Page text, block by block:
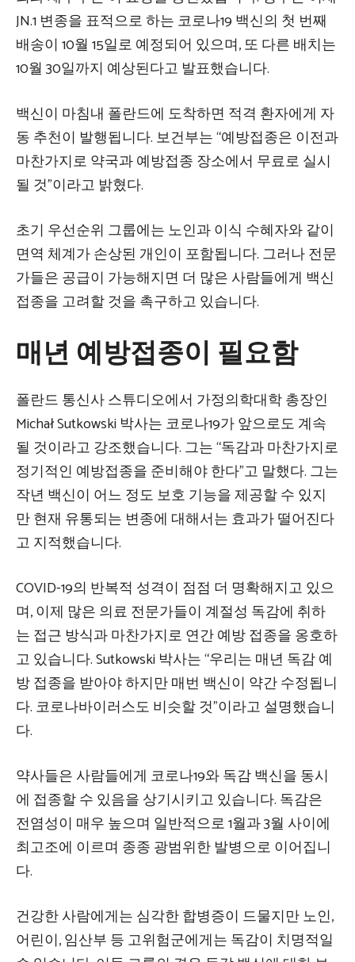
JN.1 변종을 표적으로 하는 코로나19 백신의 첫 번째
배송이 10월 15일로 예정되어 있으며, 또 다른 배치는
10월 30일까지 예상된다고 발표했습니다.
백신이 마침내 폴란드에 도착하면 적격 환자에게 자
동 추천이 발행됩니다. 보건부는 “예방접종은 이전과
마찬가지로 약국과 예방접종 장소에서 무료로 실시
될 것”이라고 밝혔다.
초기 우선순위 그룹에는 노인과 이식 수혜자와 같이
면역 체계가 손상된 개인이 포함됩니다. 그러나 전문
가들은 공급이 가능해지면 더 많은 사람들에게 백신
접종을 고려할 것을 촉구하고 있습니다.
매년 예방접종이 필요함
폴란드 통신사 스튜디오에서 가정의학대학 총장인
Michał Sutkowski 박사는 코로나19가 앞으로도 계속
될 것이라고 강조했습니다. 그는 “독감과 마찬가지로
정기적인 예방접종을 준비해야 한다”고 말했다. 그는
작년 백신이 어느 정도 보호 기능을 제공할 수 있지
만 현재 유통되는 변종에 대해서는 효과가 떨어진다
고 지적했습니다.
COVID-19의 반복적 성격이 점점 더 명확해지고 있으
며, 이제 많은 의료 전문가들이 계절성 독감에 취하
는 접근 방식과 마찬가지로 연간 예방 접종을 옹호하
고 있습니다. Sutkowski 박사는 “우리는 매년 독감 예
방 접종을 받아야 하지만 매번 백신이 약간 수정됩니
다. 코로나바이러스도 비슷할 것”이라고 설명했습니
다.
약사들은 사람들에게 코로나19와 독감 백신을 동시
에 접종할 수 있음을 상기시키고 있습니다. 독감은
전염성이 매우 높으며 일반적으로 1월과 3월 사이에
최고조에 이르며 종종 광범위한 발병으로 이어집니
다.
건강한 사람에게는 심각한 합병증이 드물지만 노인,
어린이, 임산부 등 고위험군에게는 독감이 치명적일